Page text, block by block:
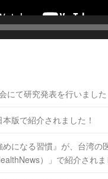
にて研究発表を行いました
版で紹介されました！
になる習慣』が、台湾の
）」で紹介されま